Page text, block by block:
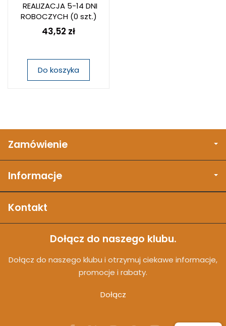
REALIZACJA 5-14 DNI
ROBOCZYCH(0 szt.)
43,52 zł
Do koszyka
Zamówienie
Informacje
Kontakt
Dołącz do naszego klubu.
Dołącz do naszego klubu i otrzymuj ciekawe informacje,
promocje i rabaty.
Dołącz